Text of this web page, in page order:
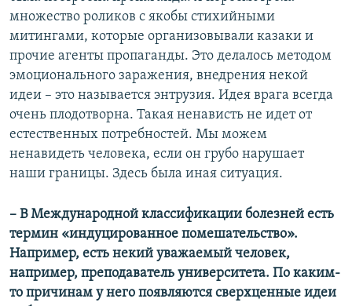
множество роликов с якобы стихийными
митингами, которые организовывали казаки и
прочие агенты пропаганды. Это делалось методом
эмоционального заражения, внедрения некой
идеи – это называется энтрузия. Идея врага всегда
очень плодотворна. Такая ненависть не идет от
естественных потребностей. Мы можем
ненавидеть человека, если он грубо нарушает
наши границы. Здесь была иная ситуация.
– В Международной классификации болезней есть
термин «индуцированное помешательство».
Например, есть некий уважаемый человек,
например, преподаватель университета. По каким-
то причинам у него появляются сверхценные идеи